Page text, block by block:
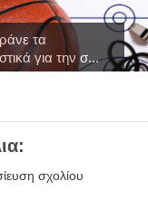
τα
για την σ...
σχολίου